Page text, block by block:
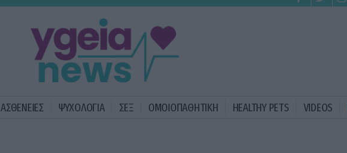
ΑΣΘΕΝΕΙΕΣ ΨΥΧΟΛΟΓΙΑ ΣΕΞ ΟΜΟΙΟΠΑΘΗΤΙΚΗ HEALTHY PETS VIDEOS